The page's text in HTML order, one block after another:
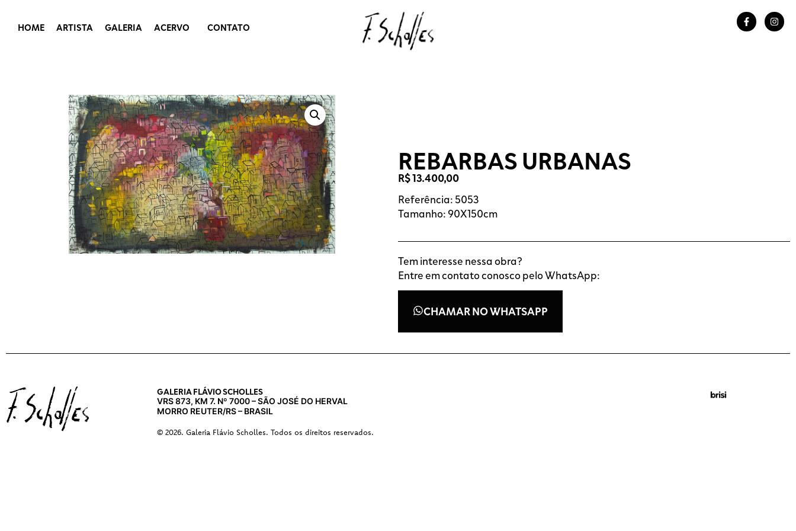
HOME ARTISTA GALERIA ACERVO CONTATO
REBARBAS URBANAS
R$13.400,00
Referência: 5053
Tamanho: 90X150cm
Tem interesse nessa obra?
Entre em contato conosco pelo WhatsApp:
CHAMAR NO WHATSAPP
GALERIA FLÁVIO SCHOLLES
VRS 873, KM 7. Nº 7000 – SÃO JOSÉ DO HERVAL
MORRO REUTER/RS – BRASIL
© 2026. Galeria Flávio Scholles. Todos os direitos reservados.